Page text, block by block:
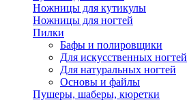
Ножницы для кутикулы
Ножницы для ногтей
Пилки
Бафы и полировщики
Для искусственных ногтей
Для натуральных ногтей
Основы и файлы
Пушеры, шаберы, кюретки